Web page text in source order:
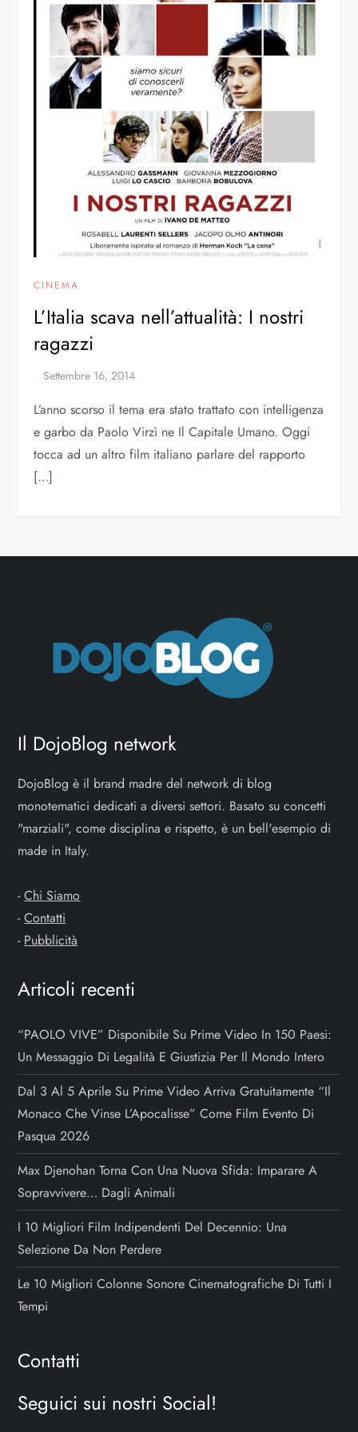
CINEMA
L’Italia scava nell’attualità: I nostri
ragazzi
L’anno scorso il tema era stato trattato con intelligenza
e garbo da Paolo Virzì ne Il Capitale Umano. Oggi
tocca ad un altro film italiano parlare del rapporto
[…]
Il DojoBlog network
DojoBlog è il brand madre del network di blog
monotematici dedicati a diversi settori. Basato su concetti
"marziali", come disciplina e rispetto, è un bell'esempio di
made in Italy.
-Chi Siamo
-Contatti
- Pubblicità
Articoli recenti
“PAOLO VIVE” Disponibile Su Prime Video In 150 Paesi:
Un Messaggio Di Legalità E Giustizia Per Il Mondo Intero
Dal 3 Al 5 Aprile Su Prime Video Arriva Gratuitamente “Il
Monaco Che Vinse L’Apocalisse” Come Film Evento Di
Pasqua 2026
Max Djenohan Torna Con Una Nuova Sfida: Imparare A
Sopravvivere… Dagli Animali
I 10 Migliori Film Indipendenti Del Decennio: Una
Selezione Da Non Perdere
Le 10 Migliori Colonne Sonore Cinematografiche Di Tutti I
Tempi
Contatti
Seguici sui nostri Social!